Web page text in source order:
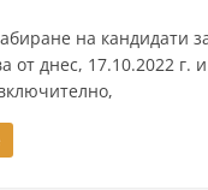
на кандидати
от днес, 17.10.2022